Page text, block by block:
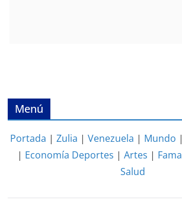
Menú
Portada | Zulia | Venezuela | Mundo |
| Economía Deportes | Artes | Fama
Salud